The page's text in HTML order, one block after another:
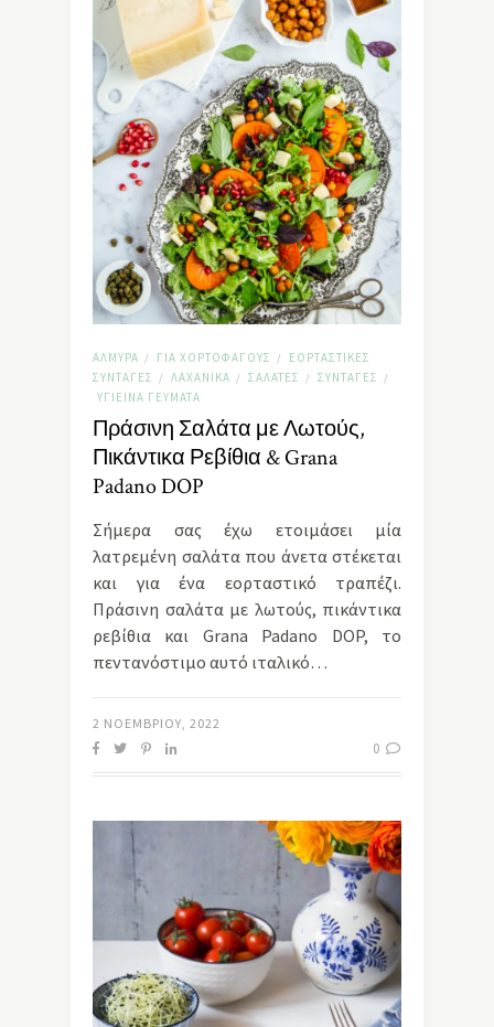
ΑΛΜΥΡΆ / ΓΙΑ ΧΟΡΤΟΦΆΓΟΥΣ /
ΕΟΡΤΑΣΤΙΚΈΣ
ΣΥΝΤΑΓΈΣ
/ ΛΑΧΑΝΙΚΆ / ΣΑΛΆΤΕΣ / ΣΥΝΤΑΓΈΣ /
ΥΓΙΕΙΝΆ ΓΕΎΜΑΤΑ
Πράσινη Σαλάτα με Λωτούς,
Πικάντικα Ρεβίθια & Grana
Padano DOP
Σήμερα σας έχω ετοιμάσει μία
λατρεμένη σαλάτα που άνετα στέκεται
και για ένα εορταστικό τραπέζι.
Πράσινη σαλάτα με λωτούς, πικάντικα
ρεβίθια και Grana Padano DOP, το
πεντανόστιμο αυτό ιταλικό…
2 ΝΟΕΜΒΡΊΟΥ, 2022
0